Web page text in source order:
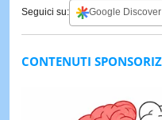
Seguici su: Google Discover